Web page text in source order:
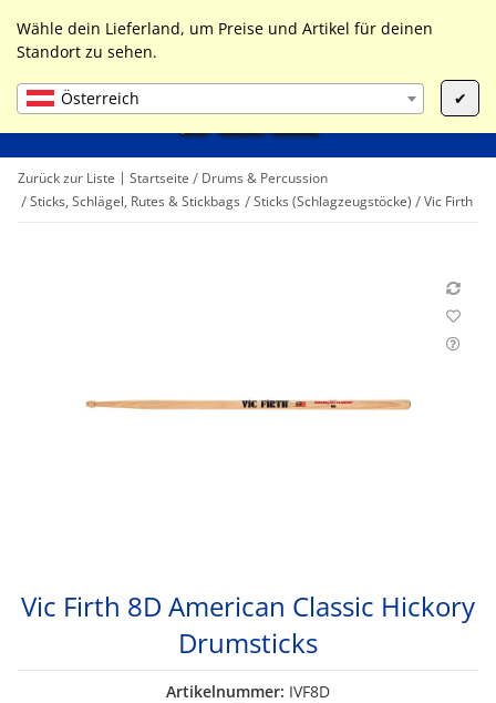
Wähle dein Lieferland, um Preise und Artikel für deinen
Standort zu sehen.
Österreich ✔
Liste ist leer
Zurück zur Liste Startseite
Drums & Percussion
Sticks, Schlägel, Rutes & Stickbags
Sticks (Schlagzeugstöcke) Vic Firth
Vic Firth 8D American Classic Hickory
Drumsticks
Artikelnummer: IVF8D